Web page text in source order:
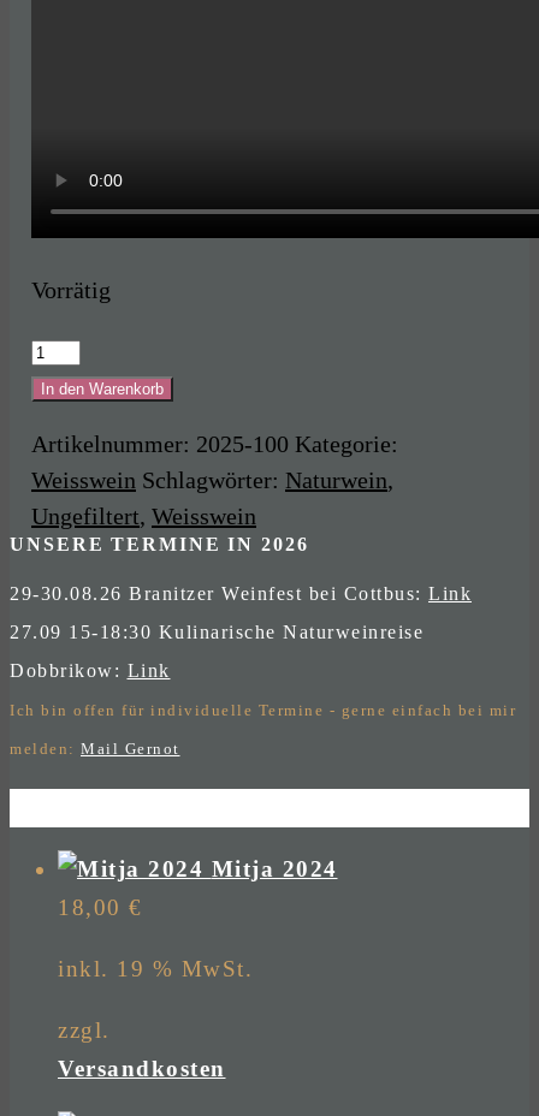
Vorrätig
Mitja
2024
In den Warenkorb
Artikelnummer: 2025-100 Kategorie:
Weisswein Schlagwörter: Naturwein,
Ungefiltert, Weisswein
UNSERE TERMINE IN 2026
29-30.08.26 Branitzer Weinfest bei Cottbus: Link
27.09 15-18:30 Kulinarische Naturweinreise
Dobbrikow: Link
Ich bin offen für individuelle Termine - gerne einfach bei mir
melden: Mail Gernot
Mitja 2024
18,00 €
inkl. 19 % MwSt.
zzgl.
Versandkosten